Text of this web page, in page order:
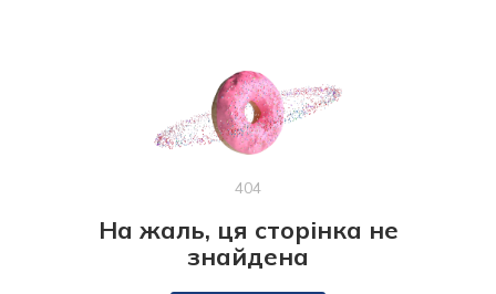
404
На жаль, ця сторінка не
знайдена